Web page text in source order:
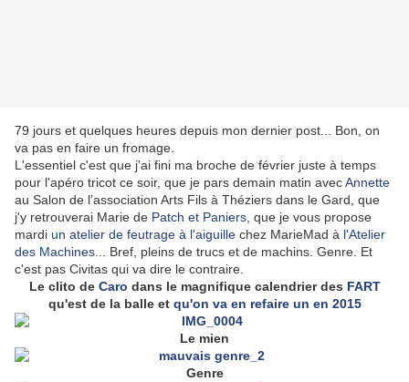
79 jours et quelques heures depuis mon dernier post... Bon, on
va pas en faire un fromage.
L'essentiel c'est que j'ai fini ma broche de février juste à temps
pour l'apéro tricot ce soir, que je pars demain matin avecAnnette
au Salon de l’association Arts Fils à Théziers dans le Gard, que
j'y retrouverai Marie de Patch et Paniers , que je vous propose
mardi un atelier de feutrage à l'aiguille chez MarieMad à l'Atelier
des Machines ... Bref, pleins de trucs et de machins. Genre. Et
c'est pas Civitas qui va dire le contraire.
Le clito de Caro dans le magnifique calendrier des FART
qu'est de la balle et qu'on va en refaire un en 2015
Le mien
Genre